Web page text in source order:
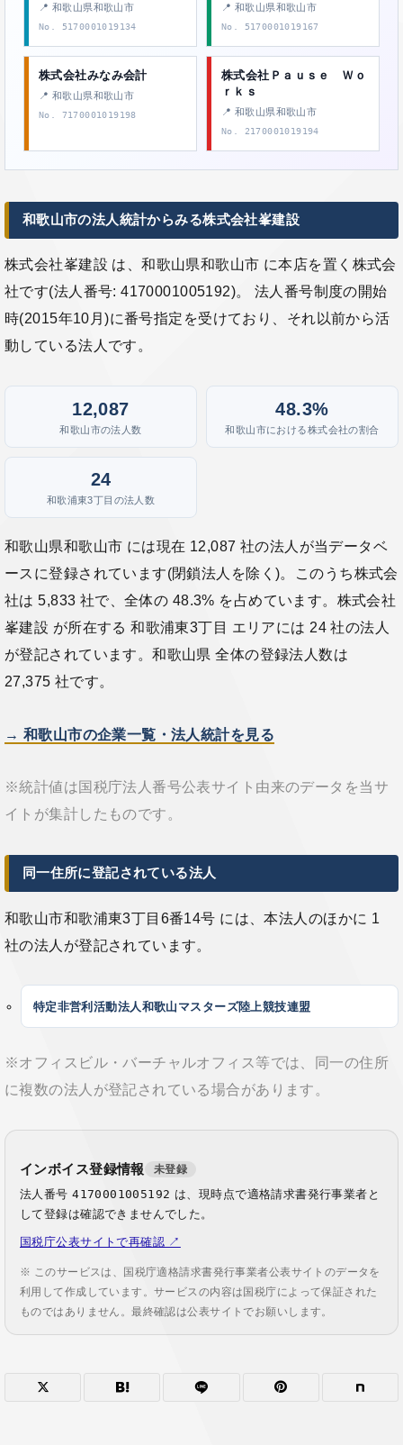
📍 和歌山県和歌山市
No. 5170001019134
📍 和歌山県和歌山市
No. 5170001019167
株式会社みなみ会計
📍 和歌山県和歌山市
No. 7170001019198
株式会社Ｐａｕｓｅ Ｗｏ
ｒｋｓ
📍 和歌山県和歌山市
No. 2170001019194
和歌山市の法人統計からみる株式会社峯建設
株式会社峯建設 は、和歌山県和歌山市 に本店を置く株式会
社です(法人番号: 4170001005192)。 法人番号制度の開始
時(2015年10月)に番号指定を受けており、それ以前から活
動している法人です。
12,087
和歌山市の法人数
48.3%
和歌山市における株式会社の割合
24
和歌浦東3丁目の法人数
和歌山県和歌山市 には現在 12,087 社の法人が当データベ
ースに登録されています(閉鎖法人を除く)。このうち株式会
社は 5,833 社で、全体の 48.3% を占めています。株式会社
峯建設 が所在する 和歌浦東3丁目 エリアには 24 社の法人
が登記されています。和歌山県 全体の登録法人数は
27,375 社です。
→ 和歌山市の企業一覧・法人統計を見る
※統計値は国税庁法人番号公表サイト由来のデータを当サ
イトが集計したものです。
同一住所に登記されている法人
和歌山市和歌浦東3丁目6番14号 には、本法人のほかに 1
社の法人が登記されています。
特定非営利活動法人和歌山マスターズ陸上競技連盟
※オフィスビル・バーチャルオフィス等では、同一の住所
に複数の法人が登記されている場合があります。
インボイス登録情報 未登録
法人番号4170001005192 は、現時点で適格請求書発行事業者と
して登録は確認できませんでした。
国税庁公表サイトで再確認 ↗
※ このサービスは、国税庁適格請求書発行事業者公表サイトのデータを
利用して作成しています。サービスの内容は国税庁によって保証された
ものではありません。最終確認は公表サイトでお願いします。